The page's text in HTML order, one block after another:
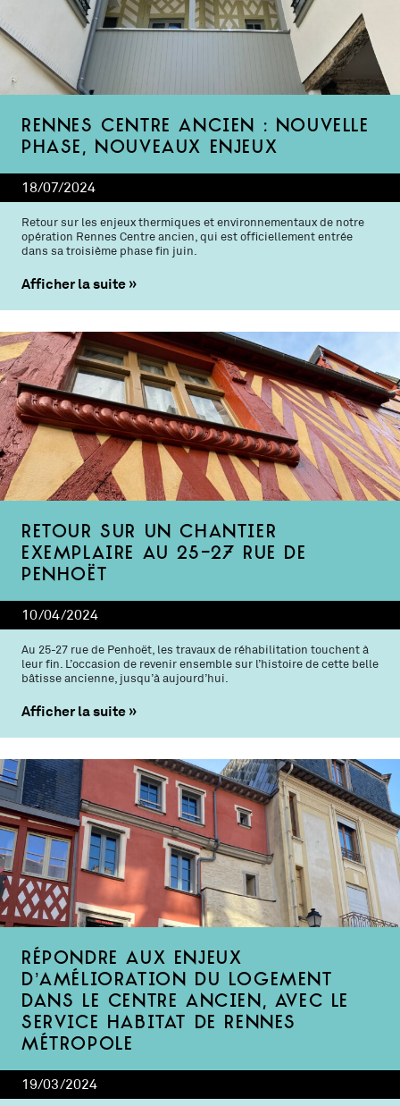
Rennes Centre ancien : nouvelle
phase, nouveaux enjeux
18/07/2024
Retour sur les enjeux thermiques et environnementaux de notre
opération Rennes Centre ancien, qui est officiellement entrée
dans sa troisième phase fin juin.
Afficher la suite
Retour sur un chantier
exemplaire au 25-27 rue de
Penhoët
10/04/2024
Au 25-27 rue de Penhoët, les travaux de réhabilitation touchent à
leur fin. L’occasion de revenir ensemble sur l’histoire de cette belle
bâtisse ancienne, jusqu’à aujourd’hui.
Afficher la suite
Répondre aux enjeux
d’amélioration du logement
dans le centre ancien, avec le
service Habitat de Rennes
Métropole
19/03/2024